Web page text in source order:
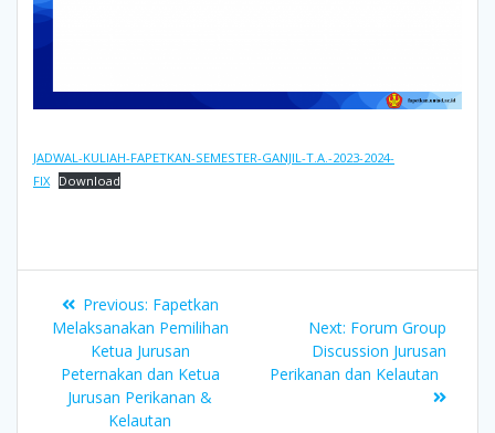
JADWAL-KULIAH-FAPETKAN-SEMESTER-GANJIL-T.A.-2023-2024-
FIX Download
Previous: Fapetkan
Melaksanakan Pemilihan
Ketua Jurusan
Peternakan dan Ketua
Jurusan Perikanan &
Kelautan
Next: Forum Group
Discussion Jurusan
Perikanan dan Kelautan